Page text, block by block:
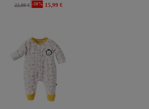
22,99 € -30% 15,99 €